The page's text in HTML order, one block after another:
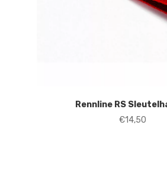
Rennline RS
€14,50